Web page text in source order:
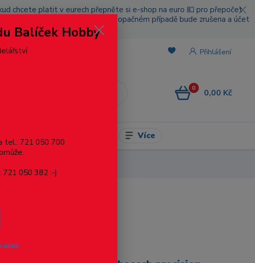
chcete platit v eurech přepněte si e-shop na euro 💶 pro přepočet
platbou za poštovné, v opačném případě bude zrušena a účet
Přihlášení
0 0,00 Kč
Více
Balíček Hobby
tel.: 721 050 700
721 050 382 :-)
údajů.